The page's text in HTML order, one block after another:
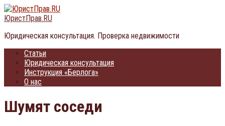
Перейти
к
ЮристПрав.RU
Юридическая консультация. Проверка недвижимости
Статьи
Юридическая консультация
Инструкция «Берлога»
О нас
Шумят соседи